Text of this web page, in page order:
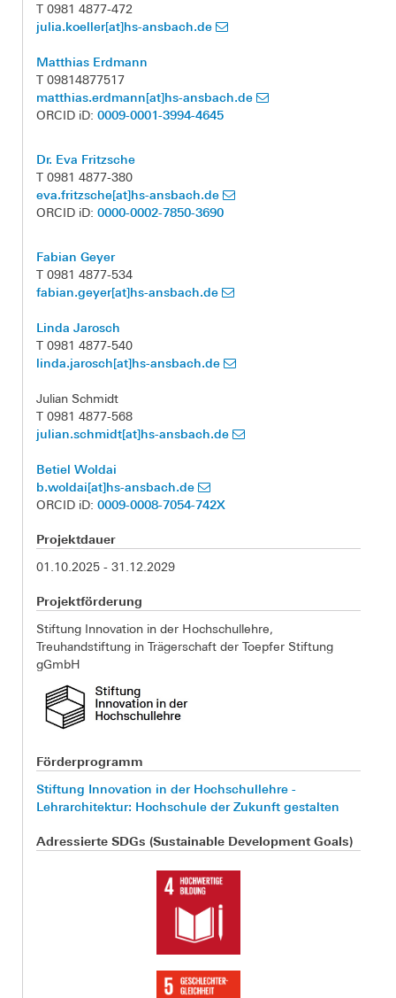
T 0981 4877-472
julia.koeller[at]hs-ansbach.de
Matthias Erdmann
T 09814877517
matthias.erdmann[at]hs-ansbach.de
ORCID iD: 0009-0001-3994-4645
Dr. Eva Fritzsche
T 0981 4877-380
eva.fritzsche[at]hs-ansbach.de
ORCID iD: 0000-0002-7850-3690
Fabian Geyer
T 0981 4877-534
fabian.geyer[at]hs-ansbach.de
Linda Jarosch
T 0981 4877-540
linda.jarosch[at]hs-ansbach.de
Julian Schmidt
T 0981 4877-568
julian.schmidt[at]hs-ansbach.de
Betiel Woldai
b.woldai[at]hs-ansbach.de
ORCID iD: 0009-0008-7054-742X
Projektdauer
01.10.2025 - 31.12.2029
Projektförderung
Stiftung Innovation in der Hochschullehre,
Treuhandstiftung in Trägerschaft der Toepfer Stiftung
gGmbH
Förderprogramm
Stiftung Innovation in der Hochschullehre -
Lehrarchitektur: Hochschule der Zukunft gestalten
Adressierte SDGs (Sustainable Development Goals)